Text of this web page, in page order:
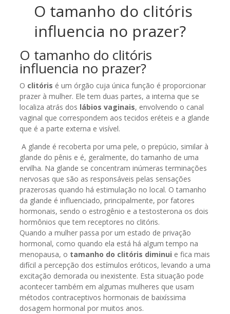
O tamanho do clitóris
influencia no prazer?
O tamanho do clitóris
influencia no prazer?
O clitóris é um órgão cuja única função é proporcionar
prazer à mulher. Ele tem duas partes, a interna que se
localiza atrás dos lábios vaginais, envolvendo o canal
vaginal que correspondem aos tecidos eréteis e a glande
que é a parte externa e visível.
A glande é recoberta por uma pele, o prepúcio, similar à
glande do pênis e é, geralmente, do tamanho de uma
ervilha. Na glande se concentram inúmeras terminações
nervosas que são as responsáveis pelas sensações
prazerosas quando há estimulação no local. O tamanho
da glande é influenciado, principalmente, por fatores
hormonais, sendo o estrogênio e a testosterona os dois
hormônios que tem receptores no clitóris.
Quando a mulher passa por um estado de privação
hormonal, como quando ela está há algum tempo na
menopausa, o tamanho do clitóris diminui e fica mais
difícil a percepção dos estímulos eróticos, levando a uma
excitação demorada ou inexistente. Esta situação pode
acontecer também em algumas mulheres que usam
métodos contraceptivos hormonais de baixíssima
dosagem hormonal por muitos anos.